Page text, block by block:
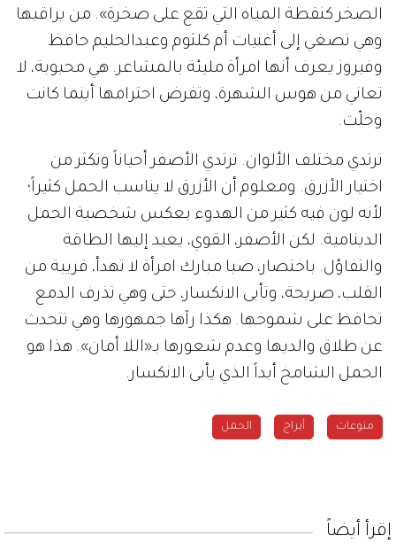
الصخر كنقطة المياه التي تقع على صخرة». من يراقبها
وهي تصغي إلى أغنيات أم كلثوم وعبدالحليم حافظ
وفيروز يعرف أنها امرأة مليئة بالمشاعر. هي محبوبة، لا
تعاني من هوس الشهرة، وتفرض احترامها أينما كانت
وحلّت.
ترتدي مختلف الألوان. ترتدي الأصفر أحياناً وتكثر من
اختيار الأزرق. ومعلوم أن الأزرق لا يناسب الحمل كثيراً؛
لأنه لون فيه كثير من الهدوء بعكس شخصية الحمل
الدينامية. لكن الأصفر، القوي، يعيد إليها الطاقة
والتفاؤل. باختصار، صبا مبارك امرأة لا تهدأ، قريبة من
القلب، صريحة، وتأبى الانكسار، حتى وهي تذرف الدمع
تحافظ على شموخها. هكذا رآها جمهورها وهي تتحدث
عن طلاق والديها وعدم شعورها بـ«اللا أمان». هذا هو
الحمل الشامخ أبداً الذي يأبى الانكسار.
منوعات أبراج الحمل
إقرأ أيضاً